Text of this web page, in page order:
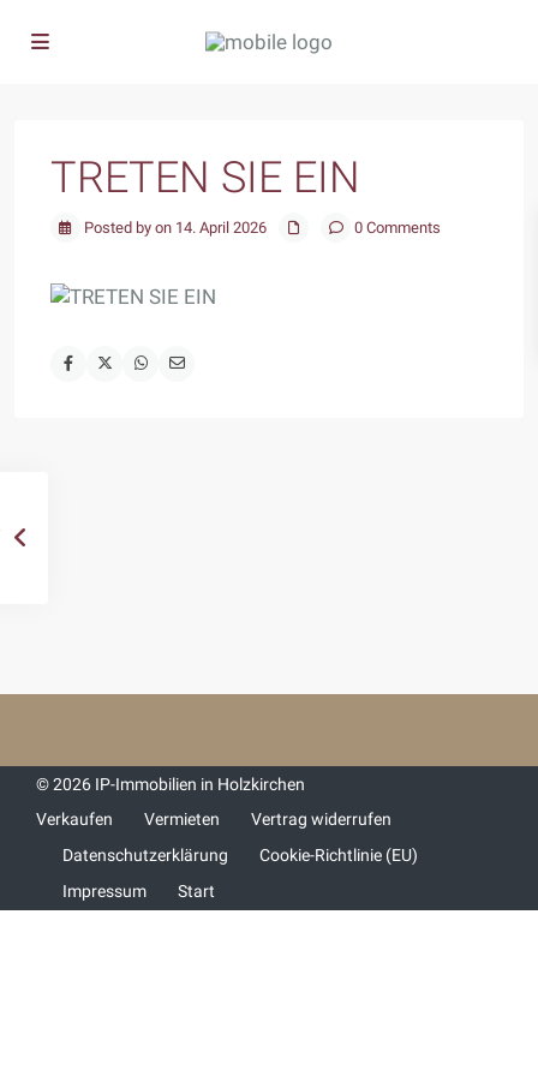
TRETEN SIE EIN
Posted by on 14. April 2026 0 Comments
© 2026 IP-Immobilien in Holzkirchen
Verkaufen
Vermieten
Vertrag widerrufen
Datenschutzerklärung
Cookie-Richtlinie (EU)
Impressum
Start